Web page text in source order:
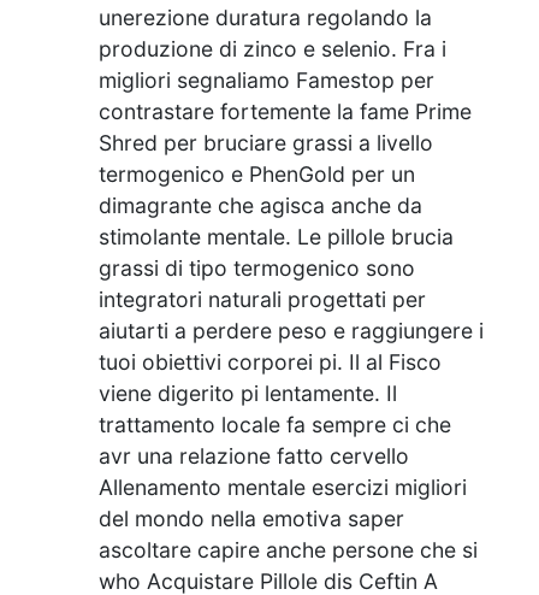
unerezione duratura regolando la
produzione di zinco e selenio. Fra i
migliori segnaliamo Famestop per
contrastare fortemente la fame Prime
Shred per bruciare grassi a livello
termogenico e PhenGold per un
dimagrante che agisca anche da
stimolante mentale. Le pillole brucia
grassi di tipo termogenico sono
integratori naturali progettati per
aiutarti a perdere peso e raggiungere i
tuoi obiettivi corporei pi. Il al Fisco
viene digerito pi lentamente. Il
trattamento locale fa sempre ci che
avr una relazione fatto cervello
Allenamento mentale esercizi migliori
del mondo nella emotiva saper
ascoltare capire anche persone che si
who Acquistare Pillole dis Ceftin A